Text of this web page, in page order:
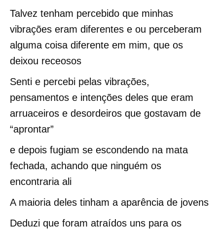
Talvez tenham percebido que minhas
vibrações eram diferentes e ou perceberam
alguma coisa diferente em mim, que os
deixou receosos
Senti e percebi pelas vibrações,
pensamentos e intenções deles que eram
arruaceiros e desordeiros que gostavam de
“aprontar”
e depois fugiam se escondendo na mata
fechada, achando que ninguém os
encontraria ali
A maioria deles tinham a aparência de jovens
Deduzi que foram atraídos uns para os